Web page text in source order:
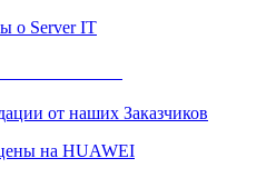
от наших Заказчиков